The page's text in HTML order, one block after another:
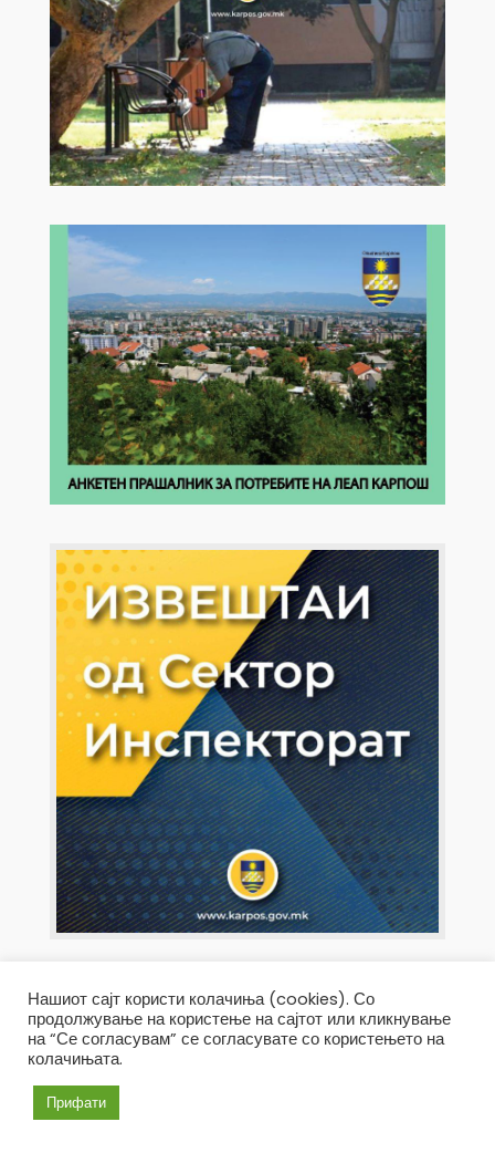
Нашиот сајт користи колачиња (cookies). Со
продолжување на користење на сајтот или кликнување
на “Се согласувам” се согласувате со користењето на
колачињата.
Прифати